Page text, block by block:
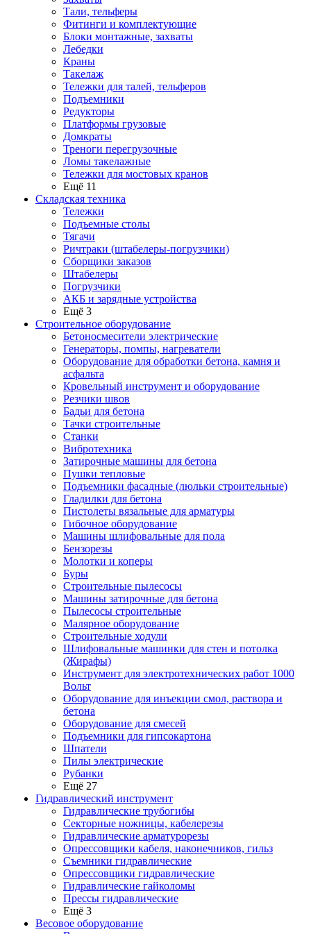
Тали, тельферы
Фитинги и комплектующие
Блоки монтажные, захваты
Лебедки
Краны
Такелаж
Тележки для талей, тельферов
Подъемники
Редукторы
Платформы грузовые
Домкраты
Треноги перегрузочные
Ломы такелажные
Тележки для мостовых кранов
Ещё 11
Складская техника
Тележки
Подъемные столы
Тягачи
Ричтраки (штабелеры-погрузчики)
Сборщики заказов
Штабелеры
Погрузчики
АКБ и зарядные устройства
Ещё 3
Строительное оборудование
Бетоносмесители электрические
Генераторы, помпы, нагреватели
Оборудование для обработки бетона, камня и
асфальта
Кровельный инструмент и оборудование
Резчики швов
Бадьи для бетона
Тачки строительные
Станки
Вибротехника
Затирочные машины для бетона
Пушки тепловые
Подъемники фасадные (люльки строительные)
Гладилки для бетона
Пистолеты вязальные для арматуры
Гибочное оборудование
Машины шлифовальные для пола
Бензорезы
Молотки и коперы
Буры
Строительные пылесосы
Машины затирочные для бетона
Пылесосы строительные
Малярное оборудование
Строительные ходули
Шлифовальные машинки для стен и потолка
(Жирафы)
Инструмент для электротехнических работ 1000
Вольт
Оборудование для инъекции смол, раствора и
бетона
Оборудование для смесей
Подъемники для гипсокартона
Шпатели
Пилы электрические
Рубанки
Ещё 27
Гидравлический инструмент
Гидравлические трубогибы
Секторные ножницы, кабелерезы
Гидравлические арматурорезы
Опрессовщики кабеля, наконечников, гильз
Съемники гидравлические
Опрессовщики гидравлические
Гидравлические гайколомы
Прессы гидравлические
Ещё 3
Весовое оборудование